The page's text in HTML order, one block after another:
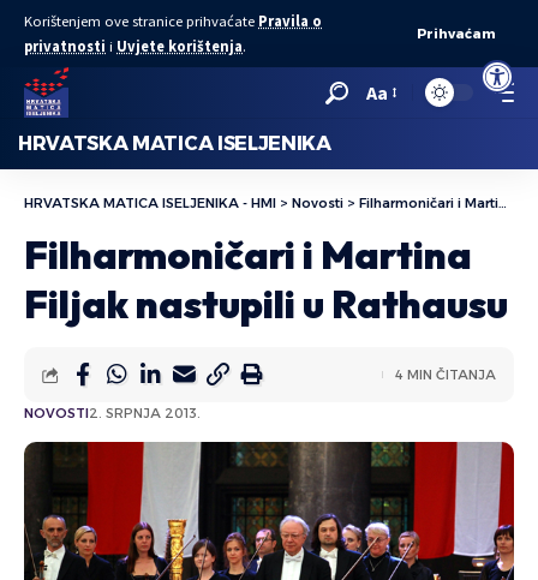
Open
Korištenjem ove stranice prihvaćate Pravila o
privatnosti i Uvjete korištenja.
Prihvaćam
Aa
HRVATSKA MATICA ISELJENIKA
HRVATSKA MATICA ISELJENIKA - HMI > Novosti > Filharmoničari i Martina Filjak nastupili u Rathausu
Filharmoničari i Martina
Filjak nastupili u Rathausu
NOVOSTI2. SRPNJA 2013.
4 MIN ČITANJA